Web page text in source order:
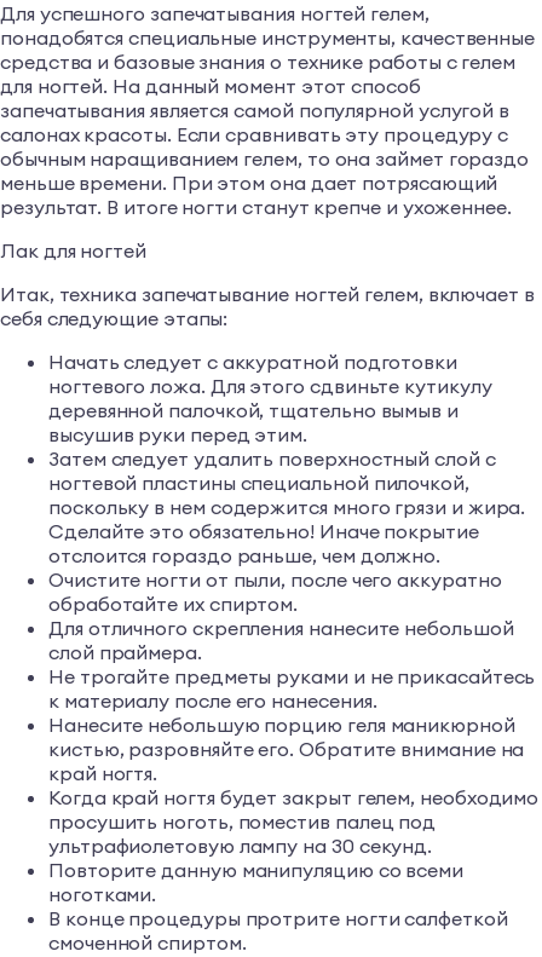
Для успешного запечатывания ногтей гелем,
понадобятся специальные инструменты, качественные
средства и базовые знания о технике работы с гелем
для ногтей. На данный момент этот способ
запечатывания является самой популярной услугой в
салонах красоты. Если сравнивать эту процедуру с
обычным наращиванием гелем, то она займет гораздо
меньше времени. При этом она дает потрясающий
результат. В итоге ногти станут крепче и ухоженнее.
Лак для ногтей
Итак, техника запечатывание ногтей гелем, включает в
себя следующие этапы:
Начать следует с аккуратной подготовки
ногтевого ложа. Для этого сдвиньте кутикулу
деревянной палочкой, тщательно вымыв и
высушив руки перед этим.
Затем следует удалить поверхностный слой с
ногтевой пластины специальной пилочкой,
поскольку в нем содержится много грязи и жира.
Сделайте это обязательно! Иначе покрытие
отслоится гораздо раньше, чем должно.
Очистите ногти от пыли, после чего аккуратно
обработайте их спиртом.
Для отличного скрепления нанесите небольшой
слой праймера.
Не трогайте предметы руками и не прикасайтесь
к материалу после его нанесения.
Нанесите небольшую порцию геля маникюрной
кистью, разровняйте его. Обратите внимание на
край ногтя.
Когда край ногтя будет закрыт гелем, необходимо
просушить ноготь, поместив палец под
ультрафиолетовую лампу на 30 секунд.
Повторите данную манипуляцию со всеми
ноготками.
В конце процедуры протрите ногти салфеткой
смоченной спиртом.